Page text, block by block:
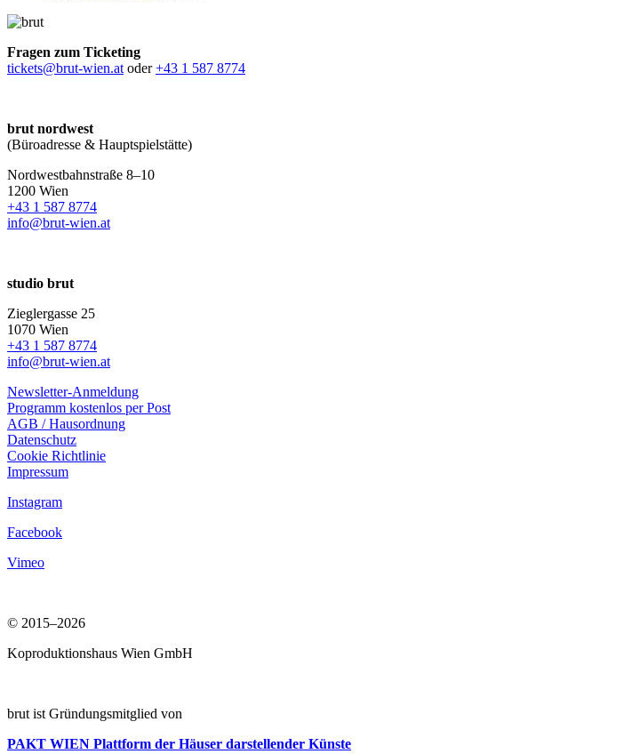
Fragen zum Ticketing
tickets@brut-wien.at oder+43 1 587 8774
brut nordwest
(Büroadresse & Hauptspielstätte)
Nordwestbahnstraße 8–10
1200 Wien
+43 1 587 8774
info@brut-wien.at
studio brut
Zieglergasse 25
1070 Wien
+43 1 587 8774
info@brut-wien.at
Newsletter-Anmeldung
Programm kostenlos per Post
AGB / Hausordnung
Datenschutz
Cookie Richtlinie
Impressum
Instagram
Facebook
Vimeo
© 2015–2026
Koproduktionshaus Wien GmbH
brut ist Gründungsmitglied von
PAKT WIEN Plattform der Häuser darstellender Künste